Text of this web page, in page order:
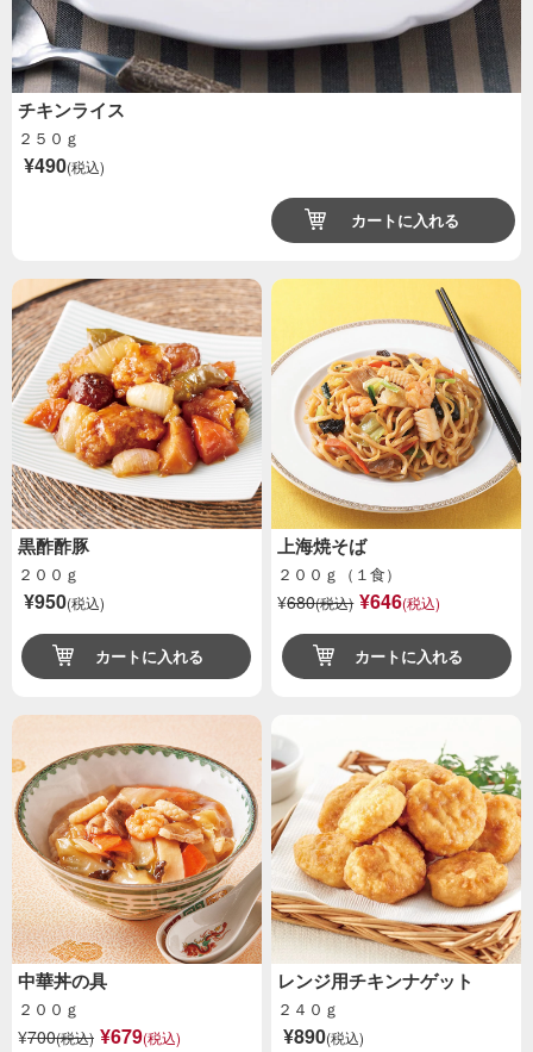
チキンライス
２５０ｇ
¥490(税込)
カートに入れる
黒酢酢豚
２００ｇ
¥950(税込)
カートに入れる
上海焼そば
２００ｇ（１食）
¥680(税込) ¥646(税込)
カートに入れる
中華丼の具
２００ｇ
¥700(税込) ¥679(税込)
レンジ用チキンナゲット
２４０ｇ
¥890(税込)